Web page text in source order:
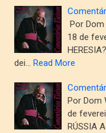
Por
18 de
dei… Read More
Por Dom
de
RÚSSIA